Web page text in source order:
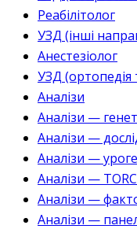
Реабілітолог
УЗД (інші
Анестезіолог
УЗД (ортопедія
Аналізи
Аналізи —
Аналізи —
Аналізи —
Аналізи —
Аналізи —
Аналізи —